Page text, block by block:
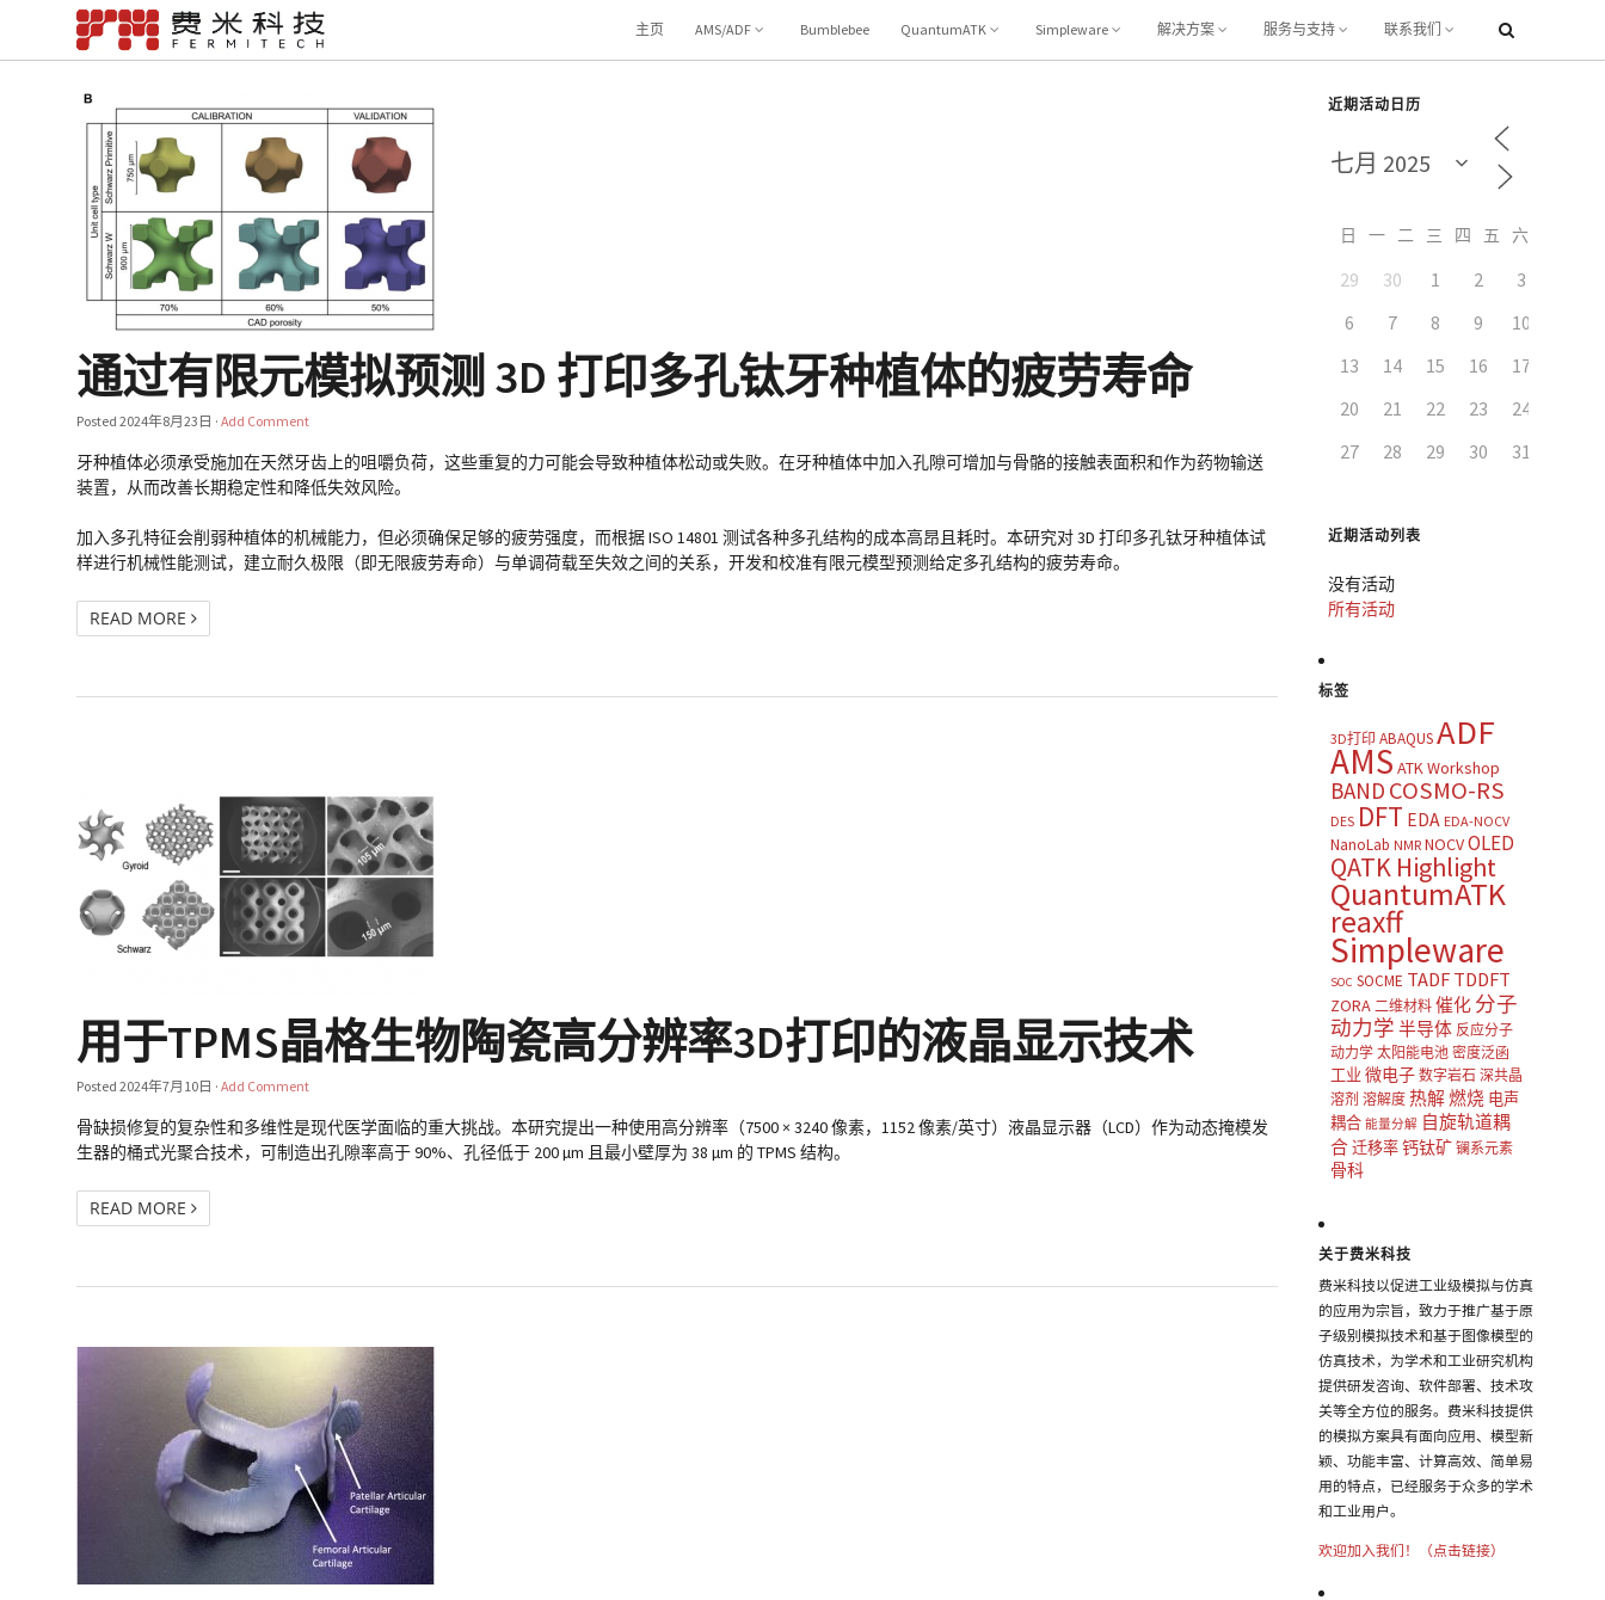
主页 AMS/ADF Bumblebee QuantumATK Simpleware 解决方案 服务与支持 联系我们
通过有限元模拟预测 3D 打印多孔钛牙种植体的疲劳寿命
Posted2024年8月23日 ·Add Comment
牙种植体必须承受施加在天然牙齿上的咀嚼负荷，这些重复的力可能会导致种植体松动或失败。在牙种植体中加入孔隙可增加与骨骼的接触表面积和作为药物输送
装置，从而改善长期稳定性和降低失效风险。
加入多孔特征会削弱种植体的机械能力，但必须确保足够的疲劳强度，而根据 ISO 14801 测试各种多孔结构的成本高昂且耗时。本研究对 3D 打印多孔钛牙种植体试
样进行机械性能测试，建立耐久极限（即无限疲劳寿命）与单调荷载至失效之间的关系，开发和校准有限元模型预测给定多孔结构的疲劳寿命。
READ MORE
用于TPMS晶格生物陶瓷高分辨率3D打印的液晶显示技术
Posted2024年7月10日 ·Add Comment
骨缺损修复的复杂性和多维性是现代医学面临的重大挑战。本研究提出一种使用高分辨率（7500 × 3240 像素，1152 像素/英寸）液晶显示器（LCD）作为动态掩模发
生器的桶式光聚合技术，可制造出孔隙率高于 90%、孔径低于 200 µm 且最小壁厚为 38 µm 的 TPMS 结构。
READ MORE
近期活动日历
日 一 二 三 四 五
29 30 1 2 3
6
7 8 9 10
13
14 15 16 17
20
21 22 23 24
27
28 29 30 31
近期活动列表
没有活动
所有活动
标签
3D打印 ABAQUSADF
AMS ATK Workshop
BAND COSMO-RS
DES DFT EDA EDA-NOCV
NanoLab NMR NOCVOLED
QATK Highlight
QuantumATK
reaxff
Simpleware
SOC SOCME TADF TDDFT
ZORA 二维材料 催化 分子
动力学 半导体 反应分子
动力学 太阳能电池 密度泛函
工业 微电子 数字岩石 深共晶
溶剂 溶解度 热解燃烧 电声
耦合 能量分解 自旋轨道耦
合迁移率钙钛矿 镧系元素
骨科
关于费米科技
费米科技以促进工业级模拟与仿真
的应用为宗旨，致力于推广基于原
子级别模拟技术和基于图像模型的
仿真技术，为学术和工业研究机构
提供研发咨询、软件部署、技术攻
关等全方位的服务。费米科技提供
的模拟方案具有面向应用、模型新
颖、功能丰富、计算高效、简单易
用的特点，已经服务于众多的学术
和工业用户。
欢迎加入我们！（点击链接）